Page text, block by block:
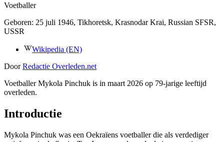
Voetballer
Geboren: 25 juli 1946, Tikhoretsk, Krasnodar Krai, Russian SFSR,
USSR
Wikipedia (EN)
Door Redactie Overleden.net
Voetballer Mykola Pinchuk is in maart 2026 op 79-jarige leeftijd
overleden.
Introductie
Mykola Pinchuk was een Oekraïens voetballer die als verdediger